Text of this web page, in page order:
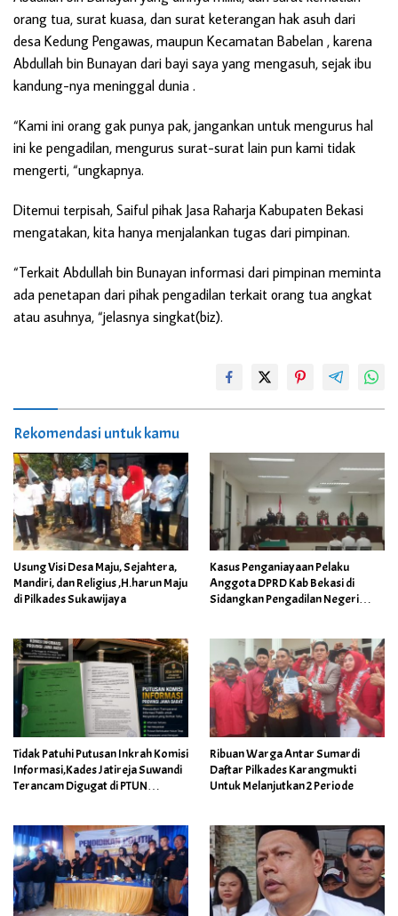
orang tua, surat kuasa, dan surat keterangan hak asuh dari
desa Kedung Pengawas, maupun Kecamatan Babelan , karena
Abdullah bin Bunayan dari bayi saya yang mengasuh, sejak ibu
kandung-nya meninggal dunia .
“Kami ini orang gak punya pak, jangankan untuk mengurus hal
ini ke pengadilan, mengurus surat-surat lain pun kami tidak
mengerti, “ungkapnya.
Ditemui terpisah, Saiful pihak Jasa Raharja Kabupaten Bekasi
mengatakan, kita hanya menjalankan tugas dari pimpinan.
“Terkait Abdullah bin Bunayan informasi dari pimpinan meminta
ada penetapan dari pihak pengadilan terkait orang tua angkat
atau asuhnya, “jelasnya singkat(biz).
Rekomendasi untuk kamu
Usung Visi Desa Maju, Sejahtera,
Mandiri, dan Religius ,H.harun Maju
di Pilkades Sukawijaya
Kasus Penganiayaan Pelaku
Anggota DPRD Kab Bekasi di
Sidangkan Pengadilan Negeri
Tidak Patuhi Putusan Inkrah Komisi
Informasi,Kades Jatireja Suwandi
Terancam Digugat di PTUN
Ribuan Warga Antar Sumardi
Daftar Pilkades Karangmukti
Untuk Melanjutkan 2 Periode